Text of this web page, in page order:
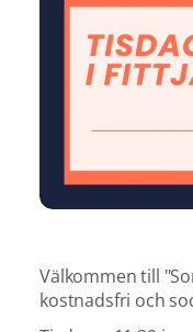
Välkommen till
kostnadsfri och